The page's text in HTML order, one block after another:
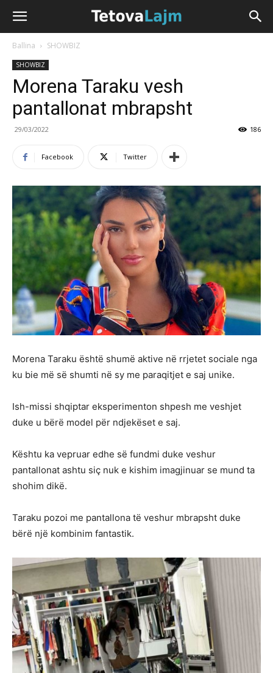
Ballina SHOWBIZ
SHOWBIZ
Morena Taraku vesh
pantallonat mbrapsht
29/03/2022 186
Facebook Twitter
Morena Taraku është shumë aktive në rrjetet sociale nga
ku bie më së shumti në sy me paraqitjet e saj unike.
Ish-missi shqiptar eksperimenton shpesh me veshjet
duke u bërë model për ndjekëset e saj.
Kështu ka vepruar edhe së fundmi duke veshur
pantallonat ashtu siç nuk e kishim imagjinuar se mund ta
shohim dikë.
Taraku pozoi me pantallona të veshur mbrapsht duke
bërë një kombinim fantastik.